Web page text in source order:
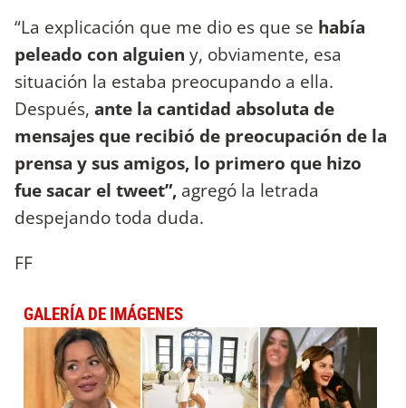
“La explicación que me dio es que se había
peleado con alguien y, obviamente, esa
situación la estaba preocupando a ella.
Después, ante la cantidad absoluta de
mensajes que recibió de preocupación de la
prensa y sus amigos, lo primero que hizo
fue sacar el tweet”, agregó la letrada
despejando toda duda.
FF
GALERÍA DE IMÁGENES